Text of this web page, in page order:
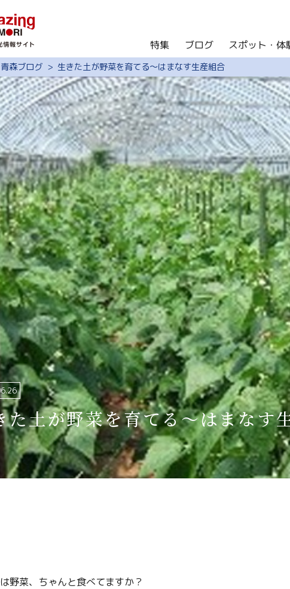
特集
ブ
スポット・体験
グ
モデルコース
イ
旅の予約
ア
観光ガイド
このサイト
サイト内検索
共有
行きたいリスト
写
動画ライブラリー
パ
よくある質問
運
関連リンク集
日本語
繁体中文
简
한국어
MICE・教育・観
森ブログ 生きた土が野菜を育てる～はまなす生産組合
た土が野菜を育てる～はまなす
野菜、ちゃんと食べてますか？
特集 ブログ スポット・体